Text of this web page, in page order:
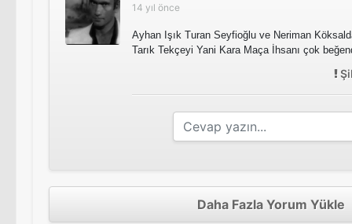
14 yıl önce
Ayhan Işık Turan Seyfioğlu ve Neriman
Tarık Tekçeyi Yani Kara Maça İhsanı çok
Daha Fazla Yorum Yükle